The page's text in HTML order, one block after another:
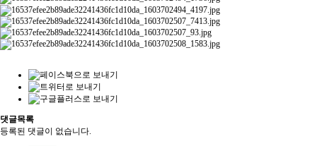
댓글목록
등록된 댓글이 없습니다.